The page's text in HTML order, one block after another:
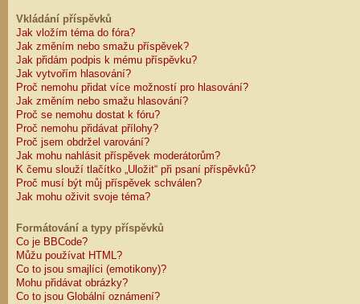
Vkládání příspěvků
Jak vložím téma do fóra?
Jak změním nebo smažu příspěvek?
Jak přidám podpis k mému příspěvku?
Jak vytvořím hlasování?
Proč nemohu přidat více možností pro hlasování?
Jak změním nebo smažu hlasování?
Proč se nemohu dostat k fóru?
Proč nemohu přidávat přílohy?
Proč jsem obdržel varování?
Jak mohu nahlásit příspěvek moderátorům?
K čemu slouží tlačítko „Uložit“ při psaní příspěvků?
Proč musí být můj příspěvek schválen?
Jak mohu oživit svoje téma?
Formátování a typy příspěvků
Co je BBCode?
Můžu používat HTML?
Co to jsou smajlíci (emotikony)?
Mohu přidávat obrázky?
Co to jsou Globální oznámení?